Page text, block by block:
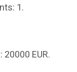
1.
EUR.